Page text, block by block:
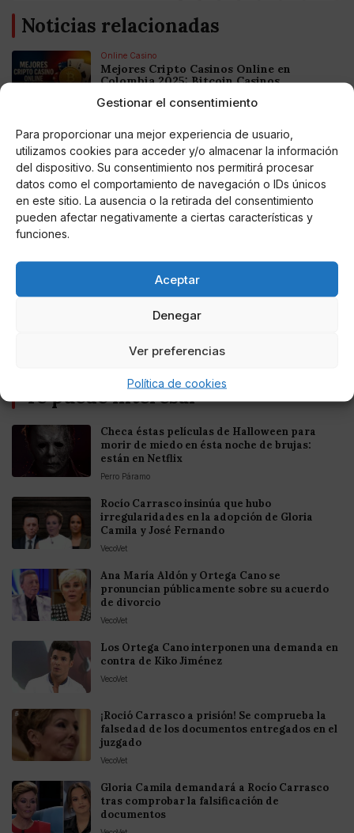
Gestionar el consentimiento
Para proporcionar una mejor experiencia de usuario,
utilizamos cookies para acceder y/o almacenar la información
del dispositivo. Su consentimiento nos permitirá procesar
datos como el comportamiento de navegación o IDs únicos
en este sitio. La ausencia o la retirada del consentimiento
pueden afectar negativamente a ciertas características y
funciones.
Aceptar
Denegar
Ver preferencias
Política de cookies
Noticias relacionadas
Online Casino
Mejores Cripto Casinos Online en
Colombia 2025: Bitcoin Casinos
Mejores Casinos Online con Bitcoin y
Criptomonedas en Argentina 2025
Online Casino
Mejores casinos online con
criptomonedas y Bitcoin en México 2025
Fortnite regresa para iOS en la Unión
Europea
Te puede interesar
Checa éstas películas de Halloween para
morir de miedo en ésta noche de brujas:
están en Netflix
Perro Páramo
Rocío Carrasco insinúa que hubo
irregularidades en la adopción de Gloria
Camila y José Fernando
VecoVet
Ana María Aldón y Ortega Cano se
pronuncian públicamente sobre su acuerdo
de divorcio
VecoVet
Los Ortega Cano interponen una demanda en
contra de Kiko Jiménez
VecoVet
¡Roció Carrasco a prisión! Se comprueba la
falsedad de los documentos entregados en el
juzgado
VecoVet
Gloria Camila demandará a Rocío Carrasco
tras comprobar la falsificación de
documentos